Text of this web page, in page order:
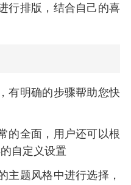
行排版，结合自己的喜
有明确的步骤帮助您快
的全面，用户还可以根
自定义设置
主题风格中进行选择，